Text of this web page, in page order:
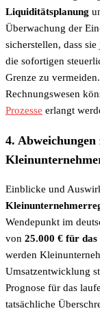
Liquiditätsplanung
Überwachung der
sicherstellen, dass
die sofortigen
Grenze zu
Rechnungswesen
Prozesse erlangt
4.
Einblicke und
Wendepunkt im
von 25.000 € für
werden
Umsatzentwicklung
Prognose für das
tatsächliche